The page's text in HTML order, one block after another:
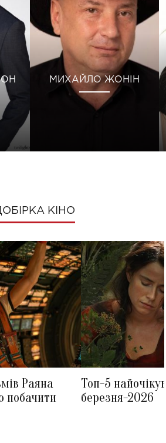
МИХАЙЛО ЖОНІН
КІНО
Раяна
побачити
Топ-5
березня-2026